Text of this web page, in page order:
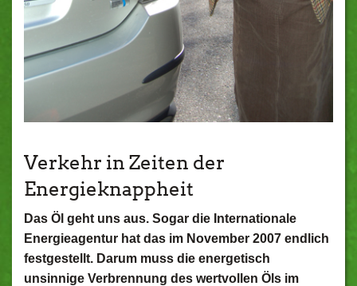
Verkehr in Zeiten der
Energieknappheit
Das Öl geht uns aus. Sogar die Internationale
Energieagentur hat das im November 2007 endlich
festgestellt. Darum muss die energetisch
unsinnige Verbrennung des wertvollen Öls im